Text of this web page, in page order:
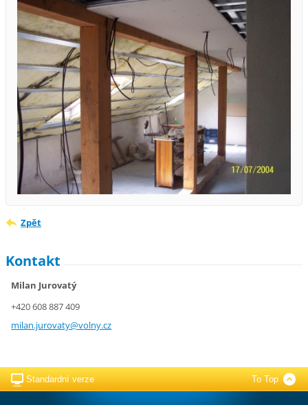
Zpět
Kontakt
Milan Jurovatý
+420 608 887 409
milan.jurovaty@volny.cz
Standardní verze To Top